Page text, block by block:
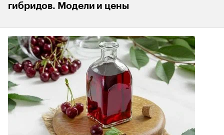
гибридов. Модели и цены